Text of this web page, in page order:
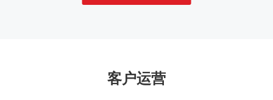
客户运营